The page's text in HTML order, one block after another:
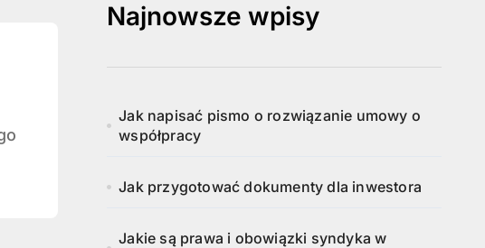
Najnowsze wpisy
Jak napisać pismo o rozwiązanie umowy o
współpracy
Jak przygotować dokumenty dla inwestora
Jakie są prawa i obowiązki syndyka w